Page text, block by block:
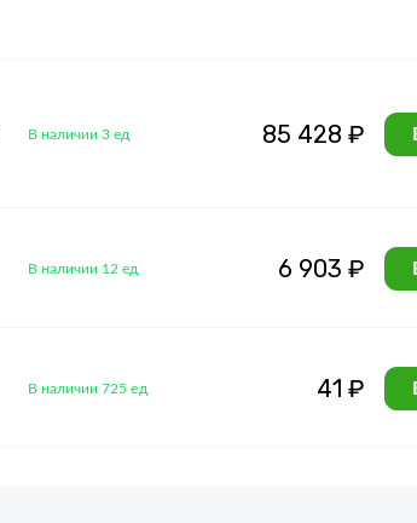
В наличии 3 ед 85 428 ₽
В наличии 12 ед 6 903 ₽
В наличии 725 ед 41 ₽